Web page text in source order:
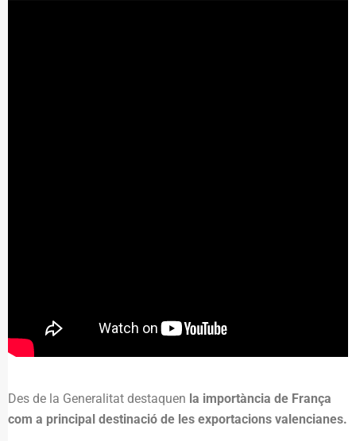
Des de la Generalitat destaquen la importància de França
com a principal destinació de les exportacions valencianes.